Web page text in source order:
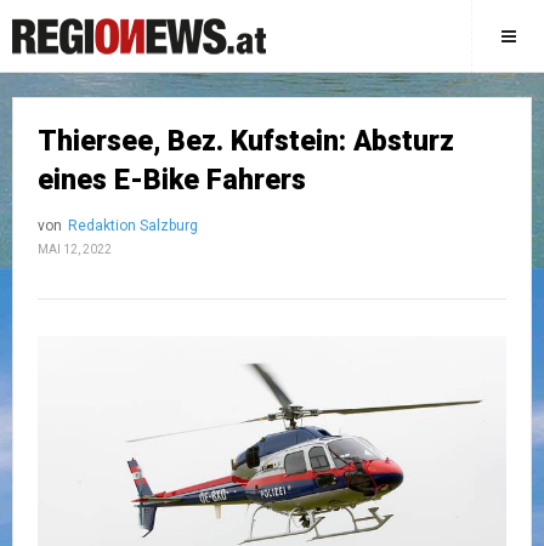
Thiersee, Bez. Kufstein: Absturz
eines E-Bike Fahrers
von Redaktion Salzburg
MAI 12, 2022